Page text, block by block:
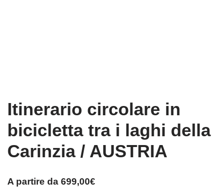
Itinerario circolare in
bicicletta tra i laghi della
Carinzia / AUSTRIA
A partire da 699,00€